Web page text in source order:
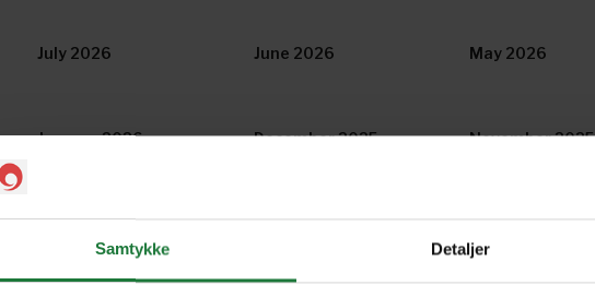
Samtykke Detaljer
July 2026 June 2026 May 2026
January 2026 December 2025 November 2025
July 2025 June 2025 May 2025